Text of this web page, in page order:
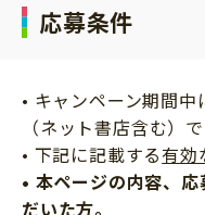
応募条件
• キャンペーン期間中
（ネット書店含む）
• 下記に記載する有効
• 本ページの内容、
だいた方。